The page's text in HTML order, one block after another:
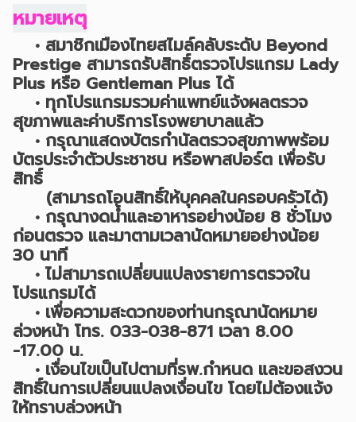
หมายเหตุ
• สมาชิกเมืองไทยสไมล์คลับระดับ Beyond
Prestige สามารถรับสิทธิ์ตรวจโปรแกรม Lady
Plus หรือ Gentleman Plus ได้
• ทุกโปรแกรมรวมค่าแพทย์แจ้งผลตรวจ
สุขภาพและค่าบริการโรงพยาบาลแล้ว
• กรุณาแสดงบัตรกำนัลตรวจสุขภาพพร้อม
บัตรประจำตัวประชาชน หรือพาสปอร์ต เพื่อรับ
สิทธิ์
(สามารถโอนสิทธิ์ให้บุคคลในครอบครัวได้)
• กรุณางดน้ำและอาหารอย่างน้อย 8 ชั่วโมง
ก่อนตรวจ และมาตามเวลานัดหมายอย่างน้อย
30 นาที
• ไม่สามารถเปลี่ยนแปลงรายการตรวจใน
โปรแกรมได้
• เพื่อความสะดวกของท่านกรุณานัดหมาย
ล่วงหน้า โทร. 033-038-871 เวลา 8.00
-17.00 น.
• เงื่อนไขเป็นไปตามที่รพ.กำหนด และขอสงวน
สิทธิ์ในการเปลี่ยนแปลงเงื่อนไข โดยไม่ต้องแจ้ง
ให้ทราบล่วงหน้า